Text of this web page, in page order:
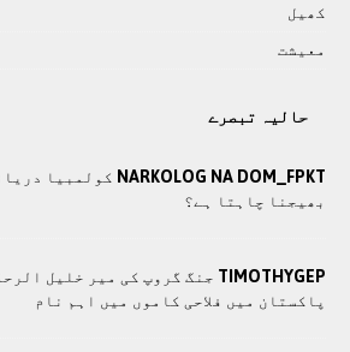
کھيل
معيشت
حالیہ تبصرے
NARKOLOG NA DOM_FPKT کولمبیا
بھیجنا چاہتا ہے؟
TIMOTHYGEP جنگ گروپ کی میر خلیل
پاکستان میں فلاحی کاموں ميں اہم نام